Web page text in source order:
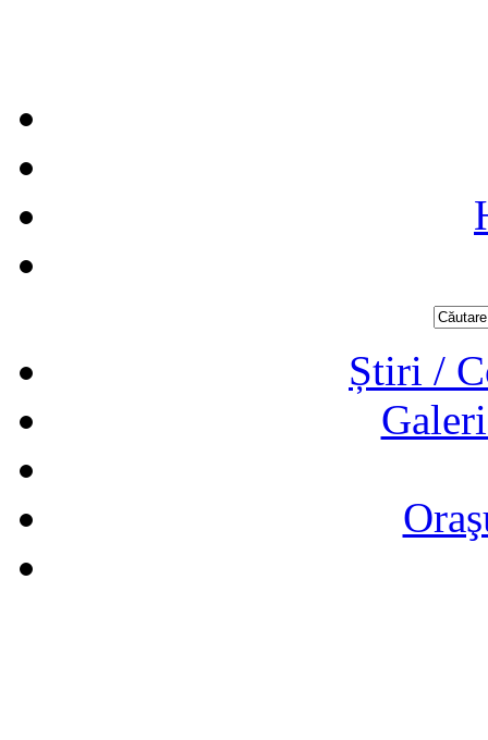
Știri /